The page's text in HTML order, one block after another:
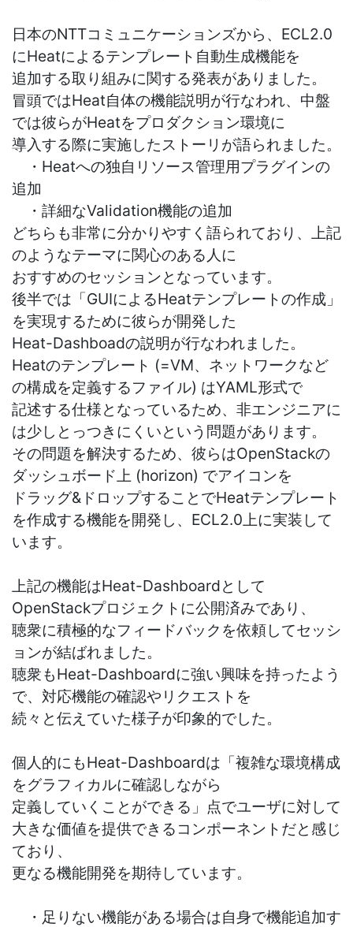
日本のNTTコミュニケーションズから、ECL2.0
にHeatによるテンプレート自動生成機能を
追加する取り組みに関する発表がありました。
冒頭ではHeat自体の機能説明が行なわれ、中盤
では彼らがHeatをプロダクション環境に
導入する際に実施したストーリが語られました。
・Heatへの独自リソース管理用プラグインの
追加
・詳細なValidation機能の追加
どちらも非常に分かりやすく語られており、上記
のようなテーマに関心のある人に
おすすめのセッションとなっています。
後半では「GUIによるHeatテンプレートの作成」
を実現するために彼らが開発した
Heat-Dashboadの説明が行なわれました。
Heatのテンプレート (=VM、ネットワークなど
の構成を定義するファイル) はYAML形式で
記述する仕様となっているため、非エンジニアに
は少しとっつきにくいという問題があります。
その問題を解決するため、彼らはOpenStackの
ダッシュボード上 (horizon) でアイコンを
ドラッグ&ドロップすることでHeatテンプレート
を作成する機能を開発し、ECL2.0上に実装して
います。
上記の機能はHeat-Dashboardとして
OpenStackプロジェクトに公開済みであり、
聴衆に積極的なフィードバックを依頼してセッシ
ョンが結ばれました。
聴衆もHeat-Dashboardに強い興味を持ったよう
で、対応機能の確認やリクエストを
続々と伝えていた様子が印象的でした。
個人的にもHeat-Dashboardは「複雑な環境構成
をグラフィカルに確認しながら
定義していくことができる」点でユーザに対して
大きな価値を提供できるコンポーネントだと感じ
ており、
更なる機能開発を期待しています。
・足りない機能がある場合は自身で機能追加す